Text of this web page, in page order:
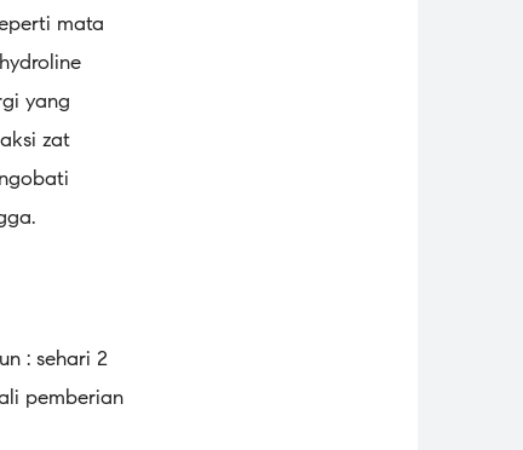
mata
yang
zat
: sehari 2
pemberian